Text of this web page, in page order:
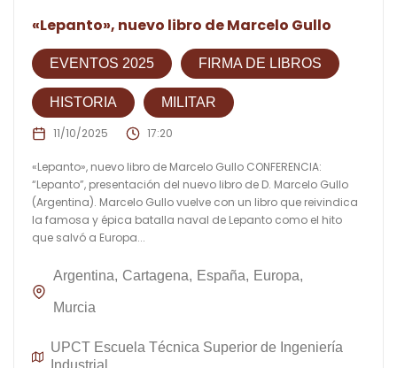
«Lepanto», nuevo libro de Marcelo Gullo
EVENTOS 2025 FIRMA DE LIBROS
HISTORIA MILITAR
11/10/2025 17:20
«Lepanto», nuevo libro de Marcelo Gullo CONFERENCIA:
“Lepanto”, presentación del nuevo libro de D. Marcelo Gullo
(Argentina). Marcelo Gullo vuelve con un libro que reivindica
la famosa y épica batalla naval de Lepanto como el hito
que salvó a Europa...
Argentina Cartagena España Europa
Murcia
UPCT Escuela Técnica Superior de Ingeniería